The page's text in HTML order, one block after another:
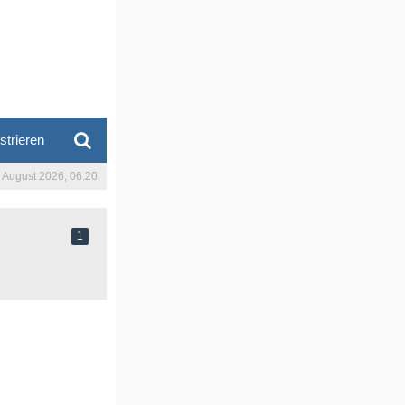
August 2026, 06:20
1